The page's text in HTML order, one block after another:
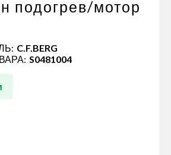
подогрев/мотор
C.F.BERG
S0481004